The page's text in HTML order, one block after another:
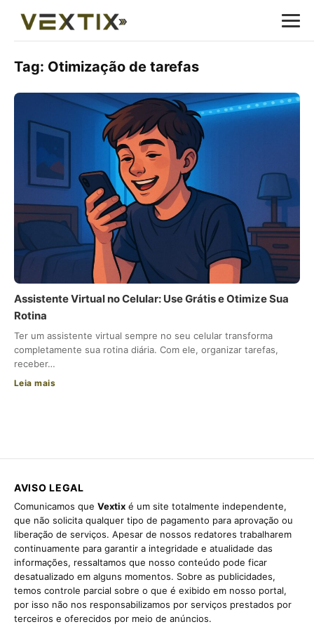
Tag: Otimização de tarefas
Assistente Virtual no Celular: Use Grátis e Otimize Sua
Rotina
Ter um assistente virtual sempre no seu celular transforma
completamente sua rotina diária. Com ele, organizar tarefas,
receber…
Leia mais
AVISO LEGAL
Comunicamos que Vextix é um site totalmente independente,
que não solicita qualquer tipo de pagamento para aprovação ou
liberação de serviços. Apesar de nossos redatores trabalharem
continuamente para garantir a integridade e atualidade das
informações, ressaltamos que nosso conteúdo pode ficar
desatualizado em alguns momentos. Sobre as publicidades,
temos controle parcial sobre o que é exibido em nosso portal,
por isso não nos responsabilizamos por serviços prestados por
terceiros e oferecidos por meio de anúncios.